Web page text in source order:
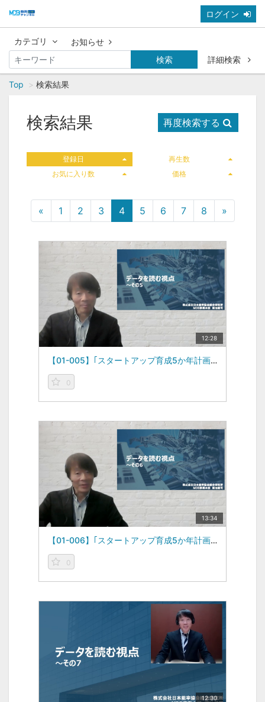
ログイン
カテゴリ
お知らせ
検索
詳細検索
Top 検索結果
検索結果 再度検索する
登録日
再生数
お気に入り数
価格
« 1 2 3 4 5 6 7 8 »
12:28
【01-005】｢スタートアップ育成5か年計画｣ -データを読む視点vol.5-（2022/12/12）
0
13:34
【01-006】｢スタートアップ育成5か年計画｣・続編 -データを読む視点vol.6-（2022/12/26）
0
12:30